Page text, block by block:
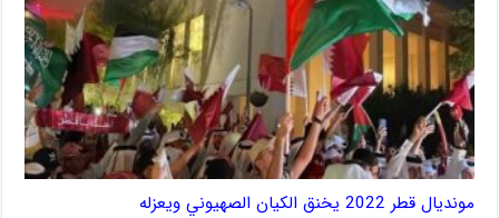
مونديال قطر 2022 يخنق الكيان الصهيوني ويعزله